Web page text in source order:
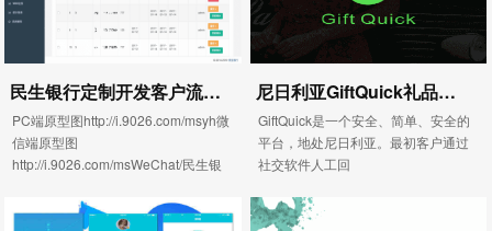
民生银行定制开发客户流程管理系统
PC端原型图http://i.9026.com/msyh微
信端原型图
http://i.9026.com/msWeChat/民生银
尼日利亚GiftQuick礼品卡货币兑换系统
GiftQuick是一个安全、简单、安全的
平台，地处尼日利亚。最初客户通过
社交软件人工回